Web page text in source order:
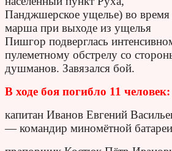
Панджшерское ущелье) во время
марша при выходе из ущелья
Пишгор подверглась
пулеметному обстрелу со
душманов. Завязался бой.
В ходе боя погибло 11 человек:
капитан Иванов Евгений
— командир миномётной батареи